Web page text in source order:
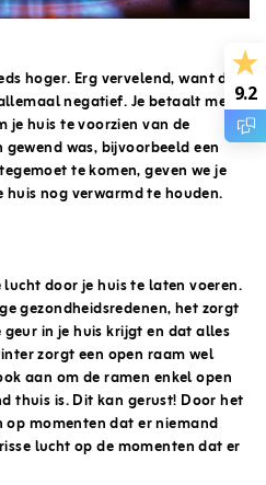
hoger. Erg vervelend, want de
negatief. Je betaalt meer
je huis te voorzien van de
was, bijvoorbeeld een
te komen, geven we je
nog verwarmd te houden.
door je huis te laten voeren.
gezondheidsredenen, het zorgt
in je huis krijgt en dat alles
zorgt een open raam wel
aan om de ramen enkel open
thuis is. Dit kan gerust! Door het
momenten dat er niemand
lucht op de momenten dat er
9.2